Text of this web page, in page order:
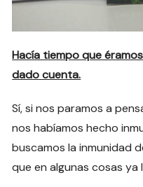
Hacía tiempo que
dado cuenta.
Sí, si nos paramos a
nos habíamos hecho
buscamos la inmunidad
que en algunas cosas ya